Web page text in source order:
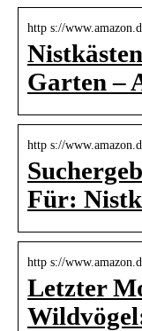
http s://
Garten –
http s://
Für:
http s://
Letzter